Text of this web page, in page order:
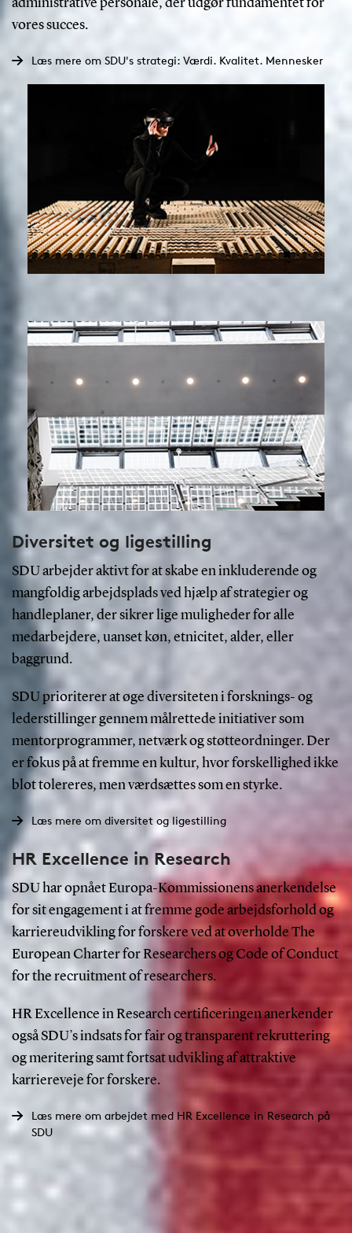
administrative personale, der udgør fundamentet for
vores succes.
Læs mere om SDU's strategi: Værdi. Kvalitet. Mennesker
Diversitet og ligestilling
SDU arbejder aktivt for at skabe en inkluderende og
mangfoldig arbejdsplads ved hjælp af strategier og
handleplaner, der sikrer lige muligheder for alle
medarbejdere, uanset køn, etnicitet, alder, eller
baggrund.
SDU prioriterer at øge diversiteten i forsknings- og
lederstillinger gennem målrettede initiativer som
mentorprogrammer, netværk og støtteordninger. Der
er fokus på at fremme en kultur, hvor forskellighed ikke
blot tolereres, men værdsættes som en styrke.
Læs mere om diversitet og ligestilling
HR Excellence in Research
SDU har opnået Europa-Kommissionens anerkendelse
for sit engagement i at fremme gode arbejdsforhold og
karriereudvikling for forskere ved at overholde The
European Charter for Researchers og Code of Conduct
for the recruitment of researchers.
HR Excellence in Research certificeringen anerkender
også SDU’s indsats for fair og transparent rekruttering
og meritering samt fortsat udvikling af attraktive
karriereveje for forskere.
Læs mere om arbejdet med HR Excellence in Research på
SDU